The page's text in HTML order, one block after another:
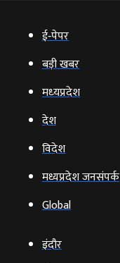
ई‑पेपर
बड़ी खबर
मध्‍यप्रदेश
देश
विदेश
मध्यप्रदेश जनसंपर्क
Global
इंदौर